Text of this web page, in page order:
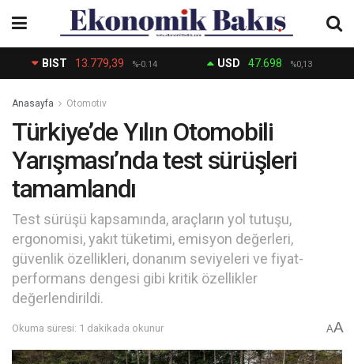
BIST 13.779,39 %-0.14 USD 47.698 %0,13
Anasayfa Otomotiv
Türkiye’de Yılın Otomobili
Yarışması’nda test sürüşleri
tamamlandı
Test sürüşü kapsamında, araçların yol tutuşu,
ergonomisi, yakıt tüketimi, emisyon değerleri,
güvenlik özellikleri, donanım seviyeleri ve fiyat-
performans dengesi gibi kritik özellikler
değerlendirildi.
Okuma süresi: 1 dakikada okunur AA